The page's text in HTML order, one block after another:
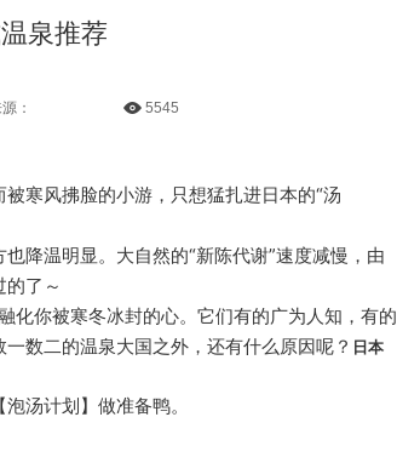
泉推荐
： 5545
寒风拂脸的小游，只想猛扎进日本的“汤
降温明显。大自然的“新陈代谢”速度减慢，由
了～
化你被寒冬冰封的心。它们有的广为人知，有的
数二的温泉大国之外，还有什么原因呢？ 日本
汤计划】做准备鸭。